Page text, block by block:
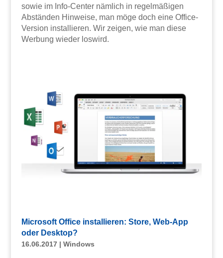
sowie im Info-Center nämlich in regelmäßigen
Abständen Hinweise, man möge doch eine Office-
Version installieren. Wir zeigen, wie man diese
Werbung wieder loswird.
Microsoft Office installieren: Store, Web-App
oder Desktop?
16.06.2017| Windows